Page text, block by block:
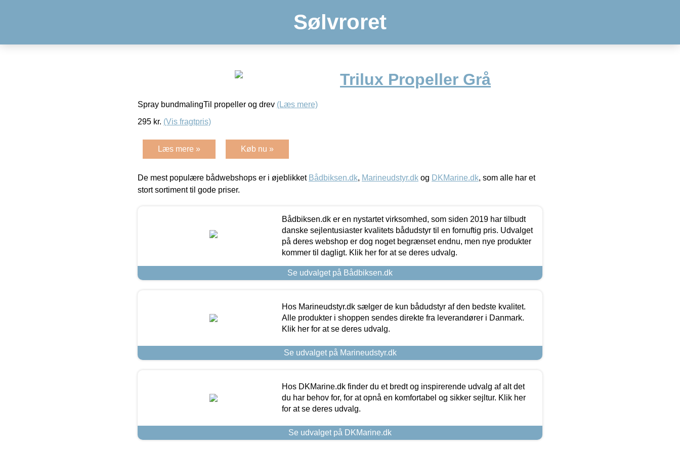
Sølvroret
Trilux Propeller Grå
Spray bundmalingTil propeller og drev (Læs mere)
295 kr. (Vis fragtpris)
Læs mere » Køb nu »
De mest populære bådwebshops er i øjeblikket Bådbiksen.dk, Marineudstyr.dk og DKMarine.dk, som alle har et
stort sortiment til gode priser.
Bådbiksen.dk er en nystartet virksomhed, som siden 2019 har tilbudt
danske sejlentusiaster kvalitets bådudstyr til en fornuftig pris. Udvalget
på deres webshop er dog noget begrænset endnu, men nye produkter
kommer til dagligt. Klik her for at se deres udvalg.
Se udvalget på Bådbiksen.dk
Hos Marineudstyr.dk sælger de kun bådudstyr af den bedste kvalitet.
Alle produkter i shoppen sendes direkte fra leverandører i Danmark.
Klik her for at se deres udvalg.
Se udvalget på Marineudstyr.dk
Hos DKMarine.dk finder du et bredt og inspirerende udvalg af alt det
du har behov for, for at opnå en komfortabel og sikker sejltur. Klik her
for at se deres udvalg.
Se udvalget på DKMarine.dk